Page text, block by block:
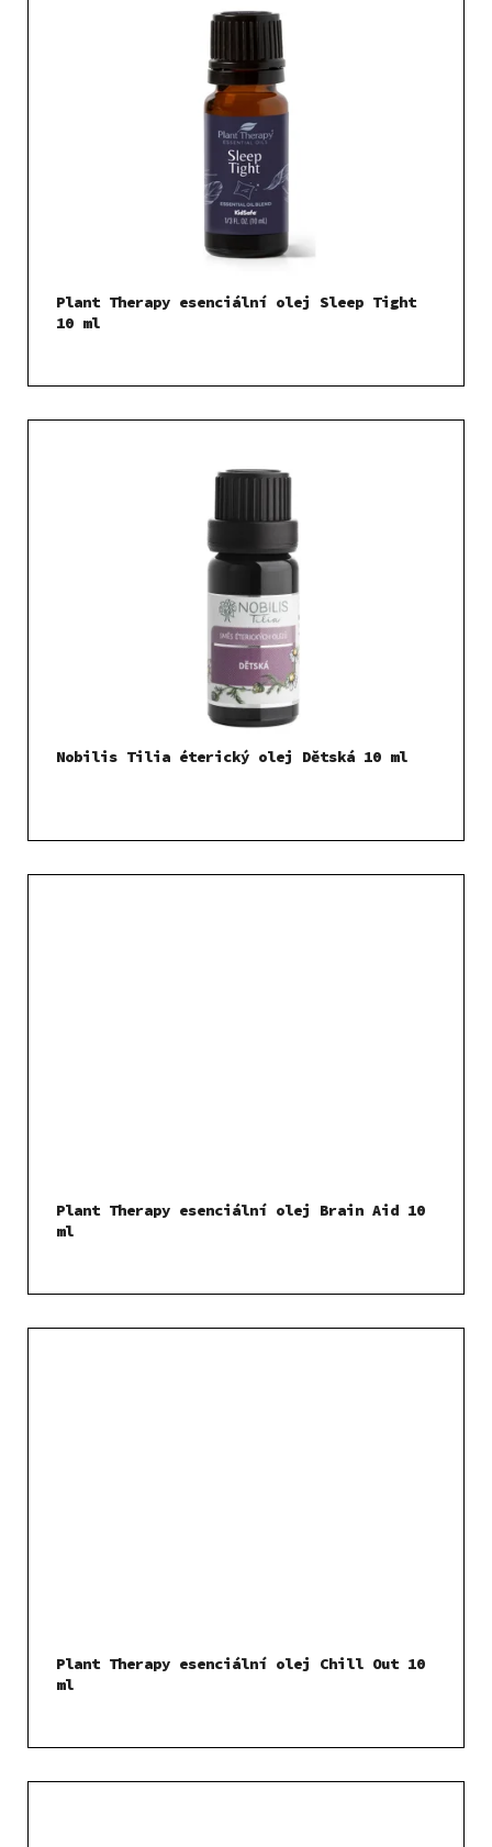
Plant Therapy esenciální olej Sleep Tight
10 ml
Nobilis Tilia éterický olej Dětská 10 ml
Plant Therapy esenciální olej Brain Aid 10
ml
Plant Therapy esenciální olej Chill Out 10
ml